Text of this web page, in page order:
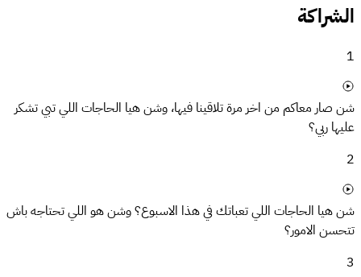
الشراكة
1
شن صار معاكم من اخر مرة تلاقينا فيها، وشن هيا الحاجات اللي تبي تشكر
عليها ربي؟
2
شن هيا الحاجات اللي تعباتك في هذا الاسبوع؟ وشن هو اللي تحتاجه باش
تتحسن الامور؟
3